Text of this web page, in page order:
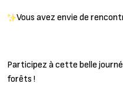
Vous avez envie de
Participez à cette belle
forêts !